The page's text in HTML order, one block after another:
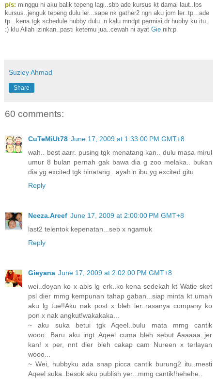
p/s: minggu ni aku balik tepeng lagi..sbb ade kursus kt damai laut..lps
kursus..jenguk tepeng dulu ler...sape nk gather2 ngn aku jom ler..tp...ade
tp...kena tgk schedule hubby dulu..n kalu mndpt permisi dr hubby ku itu..
:) klu Allah izinkan..pasti ketemu jua..cewah ni ayat Gie nih:p
Suziey Ahmad
Share
60 comments:
CuTeMiUt78 June 17, 2009 at 1:33:00 PM GMT+8
wah.. best aarr. pusing tgk menatang kan.. dulu masa mirul
umur 8 bulan pernah gak bawa dia g zoo melaka.. bukan
dia yg excited tgk binatang.. ayah n ibu yg excited gitu
Reply
Neeza.Areef June 17, 2009 at 2:00:00 PM GMT+8
last2 telentok kepenatan...seb x ngamuk
Reply
Gieyana June 17, 2009 at 2:02:00 PM GMT+8
wei..doyan ko x abis lg erk..ko kena sedekah kt Watie sket
psl dier mmg kempunan tahap gaban...siap minta kt umah
aku lg tue!!Aku nak post x bleh ler..rasanya company ko
pon x nak angkut!wakakaka...
~ aku suka betui tgk Aqeel..bulu mata mmg cantik
wooo...Baru aku ingt..Aqeel cuma bleh sebut Aaaaaa jer
kan! x per, nnt dier bleh cakap cam Nureen x terlayan
wooo...
~ Wei, hubbyku ada snap picca cantik burung2 itu..mesti
Aqeel suka..besok aku publish yer...mmg cantik!hehehe..